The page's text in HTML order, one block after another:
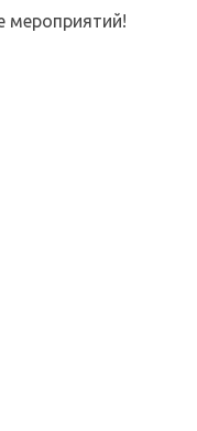
мероприятий!